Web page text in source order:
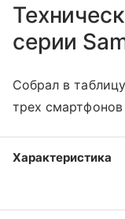
серии
Собрал в
трех
Характеристика